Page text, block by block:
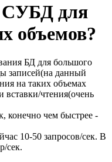
СУБД для
объемов?
БД для большого
записей(на данный
на таких объемах
вставки/чтения(очень
конечно чем быстрее -
10-50 запросов/сек. В
сек.